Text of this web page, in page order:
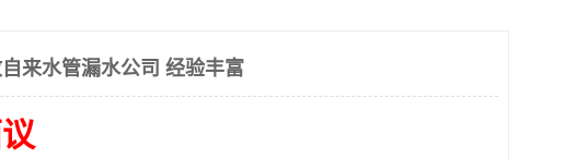
来水管漏水公司 经验丰富